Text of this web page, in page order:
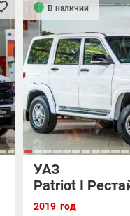
В наличии
УАЗ
Patriot I
2019 год